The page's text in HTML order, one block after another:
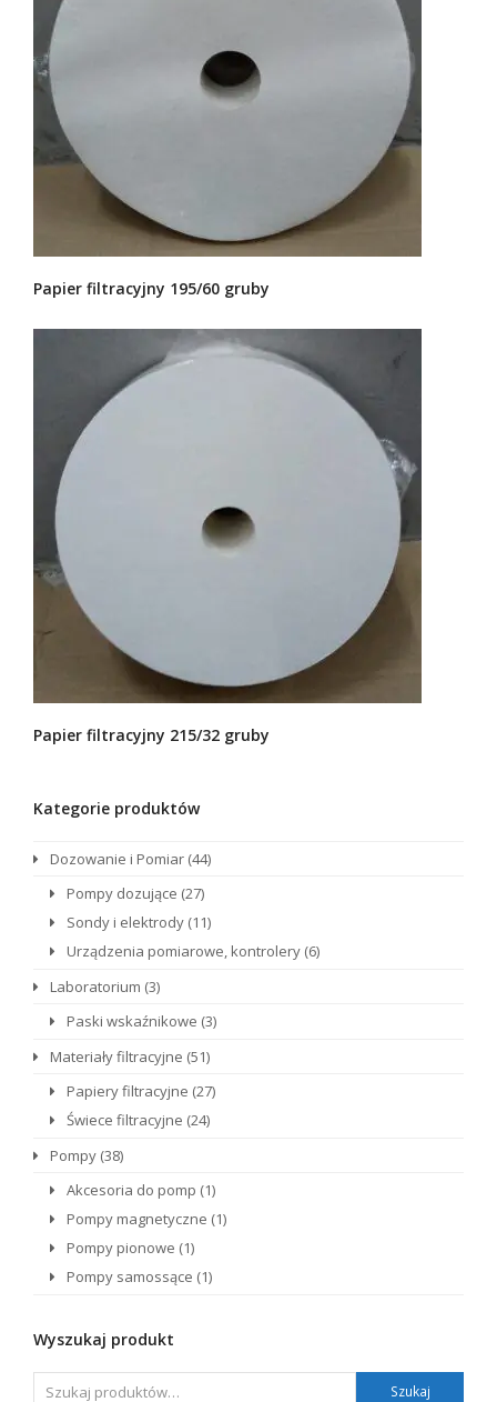
Papier filtracyjny 195/60 gruby
Papier filtracyjny 215/32 gruby
Kategorie produktów
Dozowanie i Pomiar (44)
Pompy dozujące (27)
Sondy i elektrody (11)
Urządzenia pomiarowe, kontrolery (6)
Laboratorium (3)
Paski wskaźnikowe (3)
Materiały filtracyjne (51)
Papiery filtracyjne (27)
Świece filtracyjne (24)
Pompy (38)
Akcesoria do pomp (1)
Pompy magnetyczne (1)
Pompy pionowe (1)
Pompy samossące (1)
Wyszukaj produkt
Szukaj